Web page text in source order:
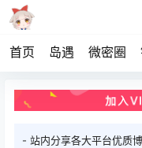
首页 岛遇 微密圈
- 站内分享各大平台优质